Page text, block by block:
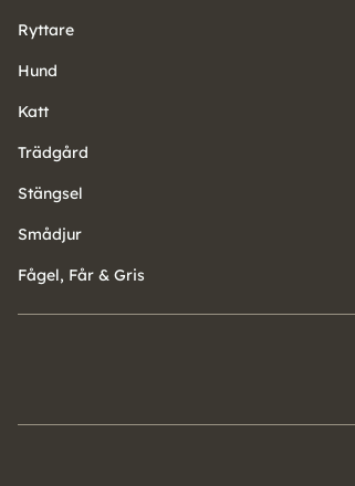
Ryttare
Hund
Katt
Trädgård
Stängsel
Smådjur
Fågel, Får & Gris